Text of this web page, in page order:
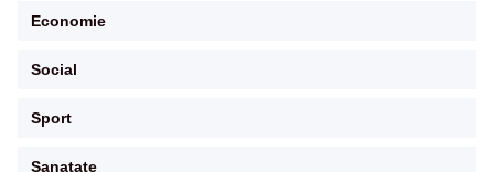
Economie
Social
Sport
Sanatate